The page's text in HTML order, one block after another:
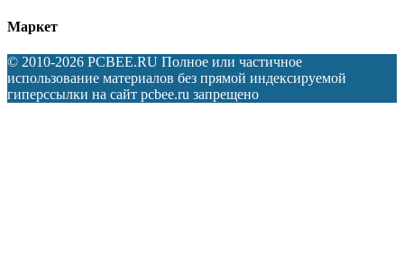
Маркет
© 2010-2026 PCBEE.RU Полное или частичное
использование материалов без прямой индексируемой
гиперссылки на сайт pcbee.ru запрещено